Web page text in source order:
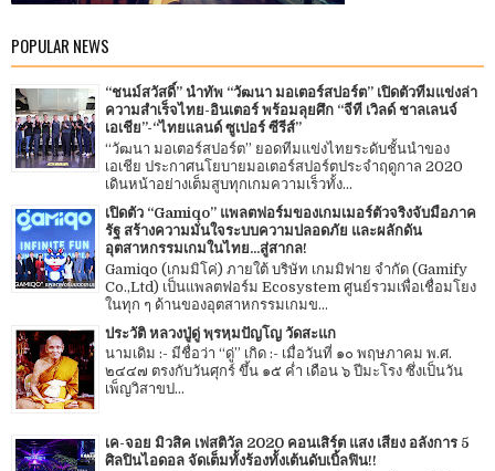
POPULAR NEWS
“ชนม์สวัสดิ์” นำทัพ “วัฒนา มอเตอร์สปอร์ต” เปิดตัวทีมแข่งล่า
ความสำเร็จไทย-อินเตอร์ พร้อมลุยศึก “จีที เวิลด์ ชาลเลนจ์
เอเชีย”-“ไทยแลนด์ ซูเปอร์ ซีรีส์”
“วัฒนา มอเตอร์สปอร์ต” ยอดทีมแข่งไทยระดับชั้นนำของ
เอเชีย ประกาศนโยบายมอเตอร์สปอร์ตประจำฤดูกาล 2020
เดินหน้าอย่างเต็มสูบทุกเกมความเร็วทั้ง...
เปิดตัว “Gamiqo” แพลตฟอร์มของเกมเมอร์ตัวจริงจับมือภาค
รัฐ สร้างความมั่นใจระบบความปลอดภัย และผลักดัน
อุตสาหกรรมเกมในไทย...สู่สากล!
Gamiqo (เกมมิโค่) ภายใต้ บริษัท เกมมิฟาย จำกัด (Gamify
Co.,Ltd) เป็นแพลตฟอร์ม Ecosystem ศูนย์รวมเพื่อเชื่อมโยง
ในทุก ๆ ด้านของอุตสาหกรรมเกมข...
ประวัติ หลวงปู่ดู่ พฺรหฺมปัญโญ วัดสะแก
นามเดิม :- มีชื่อว่า “ดู่” เกิด :- เมื่อวันที่ ๑๐ พฤษภาคม พ.ศ.
๒๔๔๗ ตรงกับวันศุกร์ ขึ้น ๑๕ ค่ำ เดือน ๖ ปีมะโรง ซึ่งเป็นวัน
เพ็ญวิสาขป...
เค-จอย มิวสิค เฟสติวัล 2020 คอนเสิร์ต แสง เสียง อลังการ 5
ศิลปินไอดอล จัดเต็มทั้งร้องทั้งเต้นดับเบิ้ลฟิน!!